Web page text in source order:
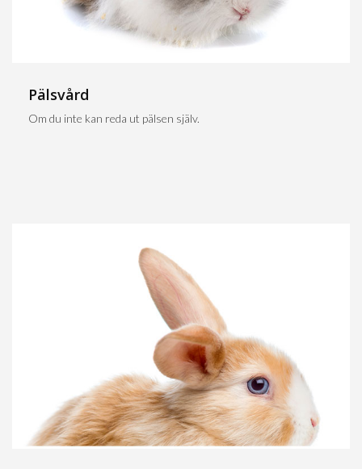
Pälsvård
Om du inte kan reda ut pälsen själv.